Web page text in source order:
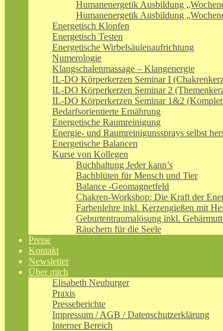
Humanenergetik Ausbildung
Humanenergetik Ausbildung
Energetisch Klopfen
Energetisch Testen
Energetische Wirbelsäulenaufrichtung
Numerologie
Klangschalenmassage – Klangenergie
IL-DO Körperkerzen Seminar I
IL-DO Körperkerzen Seminar 2
IL-DO Körperkerzen Seminar 1&2
Bedarfsorientierte Ernährung
Energetische Raumreinigung
Energie- und Raumreinigunssprays selbst
Energetische Balancen
Kurse von Kollegen
Buchhaltung Jeder kann’s
Bachblüten für Mensch und Tier
Balance -Geomagnetfeld
Chakren-Workshop: Die Kraft der
Farbenlehre inkl. Kerzengießen mit
Geburtentraumalösung inkl.
Räuchern für die Seele
Preise
Kontakt
Newsletter
Über mich
Elisabeth Neuburger
Praxis
Presseberichte
Impressum / AGB / Datenschutzerklärung
Interner Bereich